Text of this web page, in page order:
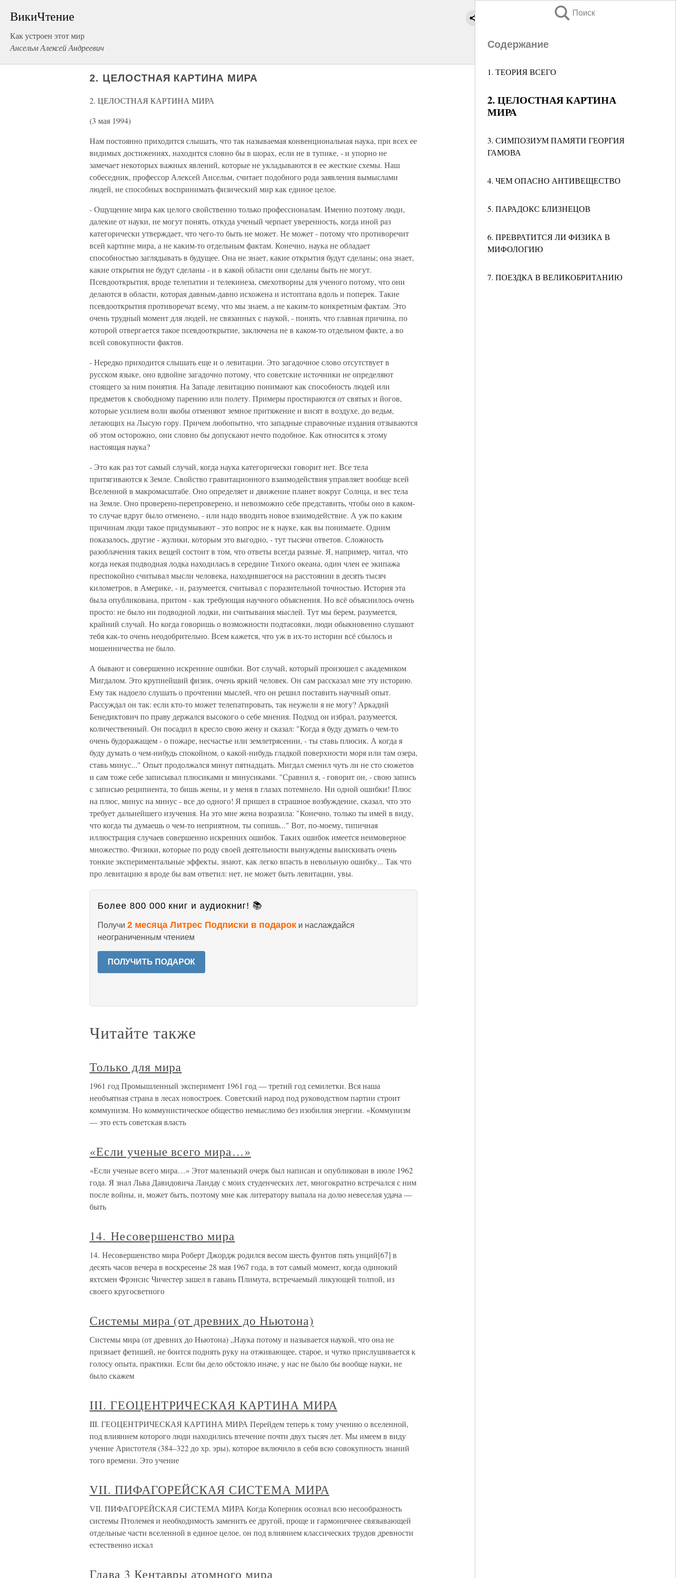
ВикиЧтение
Как устроен этот мир
Ансельм Алексей Андреевич
Поиск
Содержание
1. ТЕОРИЯ ВСЕГО
2. ЦЕЛОСТНАЯ КАРТИНА
МИРА
3. СИМПОЗИУМ ПАМЯТИ ГЕОРГИЯ
ГАМОВА
4. ЧЕМ ОПАСНО АНТИВЕЩЕСТВО
5. ПАРАДОКС БЛИЗНЕЦОВ
6. ПРЕВРАТИТСЯ ЛИ ФИЗИКА В
МИФОЛОГИЮ
7. ПОЕЗДКА В ВЕЛИКОБРИТАНИЮ
2. ЦЕЛОСТНАЯ КАРТИНА МИРА
2. ЦЕЛОСТНАЯ КАРТИНА МИРА
(3 мая 1994)
Нам постоянно приходится слышать, что так называемая конвенциональная наука, при всех ее
видимых достижениях, находится словно бы в шорах, если не в тупике, - и упорно не
замечает некоторых важных явлений, которые не укладываются в ее жесткие схемы. Наш
собеседник, профессор Алексей Ансельм, считает подобного рода заявления вымыслами
людей, не способных воспринимать физический мир как единое целое.
- Ощущение мира как целого свойственно только профессионалам. Именно поэтому люди,
далекие от науки, не могут понять, откуда ученый черпает уверенность, когда иной раз
категорически утверждает, что чего-то быть не может. Не может - потому что противоречит
всей картине мира, а не каким-то отдельным фактам. Конечно, наука не обладает
способностью заглядывать в будущее. Она не знает, какие открытия будут сделаны; она знает,
какие открытия не будут сделаны - и в какой области они сделаны быть не могут.
Псевдооткрытия, вроде телепатии и телекинеза, смехотворны для ученого потому, что они
делаются в области, которая давным-давно исхожена и истоптана вдоль и поперек. Такие
псевдооткрытия противоречат всему, что мы знаем, а не каким-то конкретным фактам. Это
очень трудный момент для людей, не связанных с наукой, - понять, что главная причина, по
которой отвергается такое псевдооткрытие, заключена не в каком-то отдельном факте, а во
всей совокупности фактов.
- Нередко приходится слышать еще и о левитации. Это загадочное слово отсутствует в
русском языке, оно вдвойне загадочно потому, что советские источники не определяют
стоящего за ним понятия. На Западе левитацию понимают как способность людей или
предметов к свободному парению или полету. Примеры простираются от святых и йогов,
которые усилием воли якобы отменяют земное притяжение и висят в воздухе, до ведьм,
летающих на Лысую гору. Причем любопытно, что западные справочные издания отзываются
об этом осторожно, они словно бы допускают нечто подобное. Как относится к этому
настоящая наука?
- Это как раз тот самый случай, когда наука категорически говорит нет. Все тела
притягиваются к Земле. Свойство гравитационного взаимодействия управляет вообще всей
Вселенной в макромасштабе. Оно определяет и движение планет вокруг Солнца, и вес тела
на Земле. Оно проверено-перепроверено, и невозможно себе представить, чтобы оно в каком-
то случае вдруг было отменено, - или надо вводить новое взаимодействие. А уж по каким
причинам люди такое придумывают - это вопрос не к науке, как вы понимаете. Одним
показалось, другие - жулики, которым это выгодно, - тут тысячи ответов. Сложность
разоблачения таких вещей состоит в том, что ответы всегда разные. Я, например, читал, что
когда некая подводная лодка находилась в середине Тихого океана, один член ее экипажа
преспокойно считывал мысли человека, находившегося на расстоянии в десять тысяч
километров, в Америке, - и, разумеется, считывал с поразительной точностью. История эта
была опубликована, притом - как требующая научного объяснения. Но всё объяснилось очень
просто: не было ни подводной лодки, ни считывания мыслей. Тут мы берем, разумеется,
крайний случай. Но когда говоришь о возможности подтасовки, люди обыкновенно слушают
тебя как-то очень неодобрительно. Всем кажется, что уж в их-то истории всё сбылось и
мошенничества не было.
А бывают и совершенно искренние ошибки. Вот случай, который произошел с академиком
Мигдалом. Это крупнейший физик, очень яркий человек. Он сам рассказал мне эту историю.
Ему так надоело слушать о прочтении мыслей, что он решил поставить научный опыт.
Рассуждал он так: если кто-то может телепатировать, так неужели я не могу? Аркадий
Бенедиктович по праву держался высокого о себе мнения. Подход он избрал, разумеется,
количественный. Он посадил в кресло свою жену и сказал: "Когда я буду думать о чем-то
очень будоражащем - о пожаре, несчастье или землетрясении, - ты ставь плюсик. А когда я
буду думать о чем-нибудь спокойном, о какой-нибудь гладкой поверхности моря или там озера,
ставь минус..." Опыт продолжался минут пятнадцать. Мигдал сменил чуть ли не сто сюжетов
и сам тоже себе записывал плюсиками и минусиками. "Сравнил я, - говорит он, - свою запись
с записью реципиента, то бишь жены, и у меня в глазах потемнело. Ни одной ошибки! Плюс
на плюс, минус на минус - все до одного! Я пришел в страшное возбуждение, сказал, что это
требует дальнейшего изучения. На это мне жена возразила: "Конечно, только ты имей в виду,
что когда ты думаешь о чем-то неприятном, ты сопишь..." Вот, по-моему, типичная
иллюстрация случаев совершенно искренних ошибок. Таких ошибок имеется неимоверное
множество. Физики, которые по роду своей деятельности вынуждены выискивать очень
тонкие экспериментальные эффекты, знают, как легко впасть в невольную ошибку... Так что
про левитацию я вроде бы вам ответил: нет, не может быть левитации, увы.
Более 800 000 книг и аудиокниг! 📚
Получи 2 месяца Литрес Подписки в подарок и наслаждайся
неограниченным чтением
ПОЛУЧИТЬ ПОДАРОК
Читайте также
Только для мира
1961 год Промышленный эксперимент 1961 год — третий год семилетки. Вся наша
необъятная страна в лесах новостроек. Советский народ под руководством партии строит
коммунизм. Но коммунистическое общество немыслимо без изобилия энергии. «Коммунизм
— это есть советская власть
«Если ученые всего мира…»
«Если ученые всего мира…» Этот маленький очерк был написан и опубликован в июле 1962
года. Я знал Льва Давидовича Ландау с моих студенческих лет, многократно встречался с ним
после войны, и, может быть, поэтому мне как литератору выпала на долю невеселая удача —
быть
14. Несовершенство мира
14. Несовершенство мира Роберт Джордж родился весом шесть фунтов пять унций[67] в
десять часов вечера в воскресенье 28 мая 1967 года, в тот самый момент, когда одинокий
яхтсмен Фрэнсис Чичестер зашел в гавань Плимута, встречаемый ликующей толпой, из
своего кругосветного
Системы мира (от древних до Ньютона)
Системы мира (от древних до Ньютона) „Наука потому и называется наукой, что она не
признает фетишей, не боится поднять руку на отживающее, старое, и чутко прислушивается к
голосу опыта, практики. Если бы дело обстояло иначе, у нас не было бы вообще науки, не
было скажем
III. ГЕОЦЕНТРИЧЕСКАЯ КАРТИНА МИРА
III. ГЕОЦЕНТРИЧЕСКАЯ КАРТИНА МИРА Перейдем теперь к тому учению о вселенной,
под влиянием которого люди находились втечение почти двух тысяч лет. Мы имеем в виду
учение Аристотеля (384–322 до хр. эры), которое включило в себя всю совокупность знаний
того времени. Это учение
VII. ПИФАГОРЕЙСКАЯ СИСТЕМА МИРА
VII. ПИФАГОРЕЙСКАЯ СИСТЕМА МИРА Когда Коперник осознал всю несообразность
системы Птолемея и необходимость заменить ее другой, проще и гармоничнее связывающей
отдельные части вселенной в единое целое, он под влиянием классических трудов древности
естественно искал
Глава 3 Кентавры атомного мира